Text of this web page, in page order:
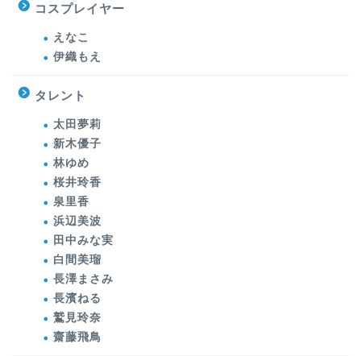
コスプレイヤー
えなこ
伊織もえ
タレント
太田夢莉
新木優子
林ゆめ
桜井玲香
泉里香
浜辺美波
田中みな実
白間美瑠
長澤まさみ
長濱ねる
鷲見玲奈
齋藤飛鳥